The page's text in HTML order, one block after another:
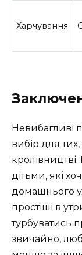
Харчування
Невибагливі
вибір для
дітьми, які
домашнього
простіші в
турбуватись
звичайно,